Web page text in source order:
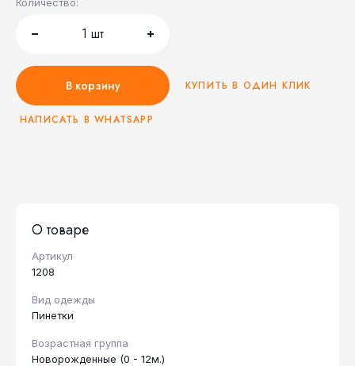
1 шт
В корзину КУПИТЬ В ОДИН КЛИК
НАПИСАТЬ В WHATSAPP
О товаре
Артикул
1208
Вид одежды
Пинетки
Возрастная группа
Новорожденные (0 - 12м.)